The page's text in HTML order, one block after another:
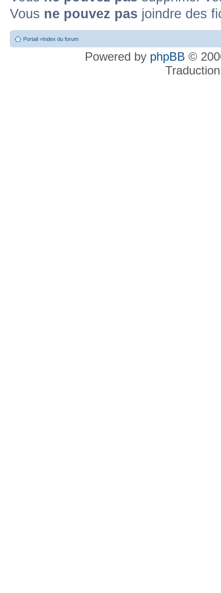
Vous ne pouvez pas joindre des
Portail »Index du forum
Powered by phpBB ©